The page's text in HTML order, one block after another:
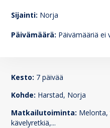
Sijainti: Norja
Päivämäärä: Päivämääriä ei
Kesto: 7 päivää
Kohde: Harstad, Norja
Matkailutoiminta: Melonta,
kävelyretkiä,...